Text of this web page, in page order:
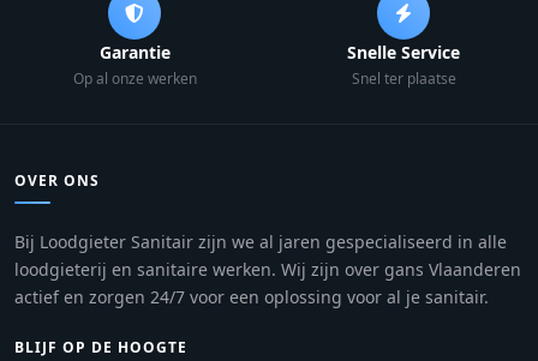
Garantie
Op al onze werken
Snelle Service
Snel ter plaatse
OVER ONS
Bij Loodgieter Sanitair zijn we al jaren gespecialiseerd in alle
loodgieterij en sanitaire werken. Wij zijn over gans Vlaanderen
actief en zorgen 24/7 voor een oplossing voor al je sanitair.
BLIJF OP DE HOOGTE